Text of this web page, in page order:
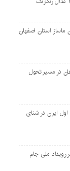
ماساژ استان اصفهان
در مسیر تحول
قطب اول ایران در شنای
رویداد ملی جام